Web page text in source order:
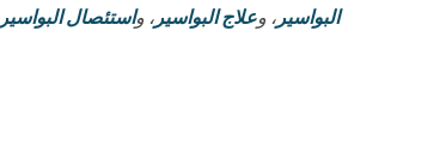
البواسير، وعلاج البواسير، واستئصال البواسير